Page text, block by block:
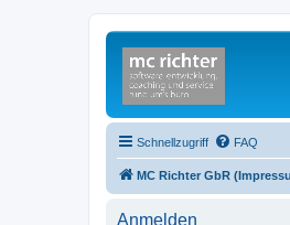
Schnellzugriff FAQ
MC Richter GbR
Anmelden